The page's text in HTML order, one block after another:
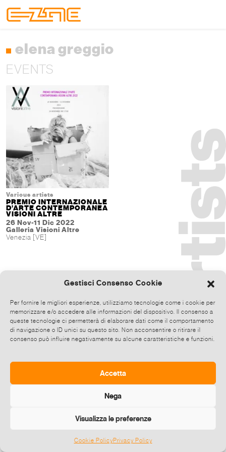
Gestisci Consenso Cookie
Per fornire le migliori esperienze, utilizziamo tecnologie come i cookie per
memorizzare e/o accedere alle informazioni del dispositivo. Il consenso a
queste tecnologie ci permetterà di elaborare dati come il comportamento
di navigazione o ID unici su questo sito. Non acconsentire o ritirare il
consenso può influire negativamente su alcune caratteristiche e funzioni.
Accetta
Nega
Visualizza le preferenze
Cookie PolicyPrivacy Policy
elena greggio
EVENTS
Various artists
PREMIO INTERNAZIONALE
D’ARTE CONTEMPORANEA
VISIONI ALTRE
26 Nov-11 Dic 2022
Galleria Visioni Altre
Venezia [VE]
©2026 E-zine